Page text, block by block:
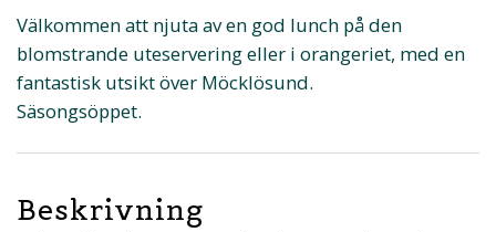
Välkommen att njuta av en god lunch på den
blomstrande uteservering eller i orangeriet, med en
fantastisk utsikt över Möcklösund.
Säsongsöppet.
Beskrivning